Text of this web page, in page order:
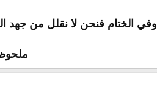
وفي الختام فنحن لا نقلل من جهد